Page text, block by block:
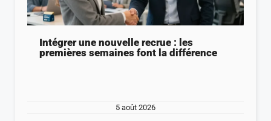
Intégrer une nouvelle recrue : les
premières semaines font la différence
5 août 2026